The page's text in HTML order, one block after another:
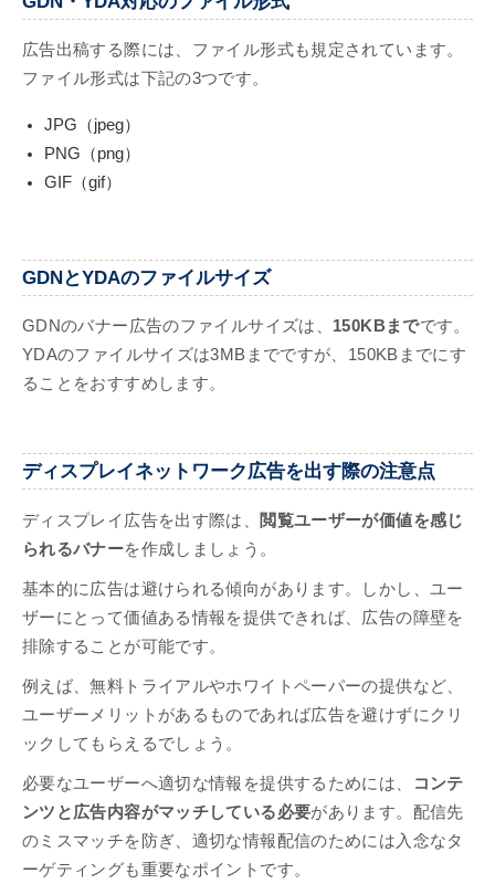
広告出稿する際には、ファイル形式も規定されています。
ファイル形式は下記の3つです。
JPG（jpeg）
PNG（png）
GIF（gif）
GDNとYDAのファイルサイズ
GDNのバナー広告のファイルサイズは、 150KBまでです。
YDAのファイルサイズは3MBまでですが、150KBまでにす
ることをおすすめします。
ディスプレイネットワーク広告を出す際の注意点
ディスプレイ広告を出す際は、
閲覧ユーザーが価値を感じ
られるバナーを作成しましょう。
基本的に広告は避けられる傾向があります。しかし、ユー
ザーにとって価値ある情報を提供できれば、広告の障壁を
排除することが可能です。
例えば、無料トライアルやホワイトペーパーの提供など、
ユーザーメリットがあるものであれば広告を避けずにクリ
ックしてもらえるでしょう。
必要なユーザーへ適切な情報を提供するためには、
コンテ
ンツと広告内容がマッチしている必要があります。配信先
のミスマッチを防ぎ、適切な情報配信のためには入念なタ
ーゲティングも重要なポイントです。